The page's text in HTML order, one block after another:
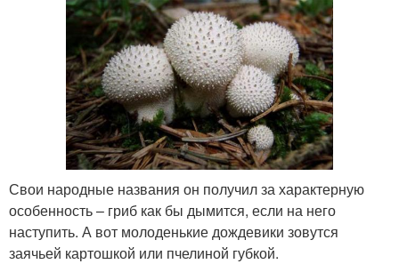
Свои народные названия он получил за характерную
особенность – гриб как бы дымится, если на него
наступить. А вот молоденькие дождевики зовутся
заячьей картошкой или пчелиной губкой.